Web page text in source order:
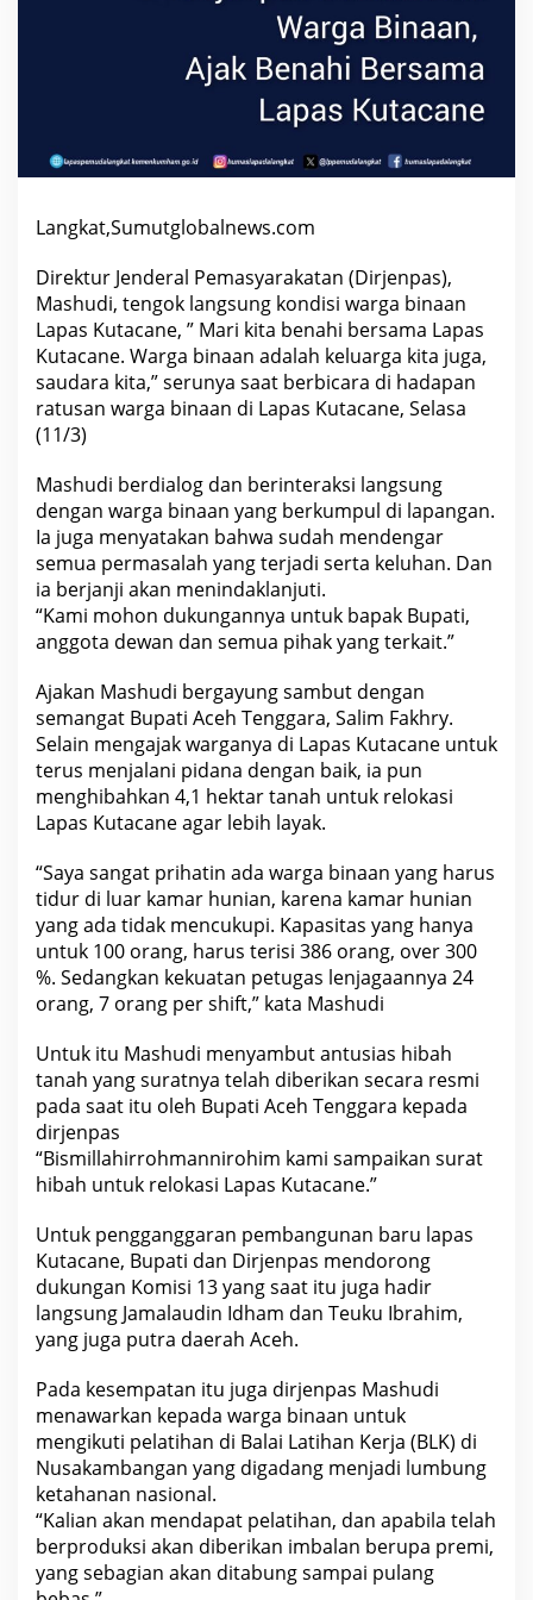
S
A
L
P
A
S
K
T
A
C
A
Langkat,Sumutglobalnews.com
Direktur Jenderal Pemasyarakatan (Dirjenpas),
Mashudi, tengok langsung kondisi warga binaan
Lapas Kutacane, ” Mari kita benahi bersama Lapas
Kutacane. Warga binaan adalah keluarga kita juga,
saudara kita,” serunya saat berbicara di hadapan
ratusan warga binaan di Lapas Kutacane, Selasa
(11/3)
Mashudi berdialog dan berinteraksi langsung
dengan warga binaan yang berkumpul di lapangan.
Ia juga menyatakan bahwa sudah mendengar
semua permasalah yang terjadi serta keluhan. Dan
ia berjanji akan menindaklanjuti.
“Kami mohon dukungannya untuk bapak Bupati,
anggota dewan dan semua pihak yang terkait.”
Ajakan Mashudi bergayung sambut dengan
semangat Bupati Aceh Tenggara, Salim Fakhry.
Selain mengajak warganya di Lapas Kutacane untuk
terus menjalani pidana dengan baik, ia pun
menghibahkan 4,1 hektar tanah untuk relokasi
Lapas Kutacane agar lebih layak.
“Saya sangat prihatin ada warga binaan yang harus
tidur di luar kamar hunian, karena kamar hunian
yang ada tidak mencukupi. Kapasitas yang hanya
untuk 100 orang, harus terisi 386 orang, over 300
%. Sedangkan kekuatan petugas lenjagaannya 24
orang, 7 orang per shift,” kata Mashudi
Untuk itu Mashudi menyambut antusias hibah
tanah yang suratnya telah diberikan secara resmi
pada saat itu oleh Bupati Aceh Tenggara kepada
dirjenpas
“Bismillahirrohmannirohim kami sampaikan surat
hibah untuk relokasi Lapas Kutacane.”
Untuk pengganggaran pembangunan baru lapas
Kutacane, Bupati dan Dirjenpas mendorong
dukungan Komisi 13 yang saat itu juga hadir
langsung Jamalaudin Idham dan Teuku Ibrahim,
yang juga putra daerah Aceh.
Pada kesempatan itu juga dirjenpas Mashudi
menawarkan kepada warga binaan untuk
mengikuti pelatihan di Balai Latihan Kerja (BLK) di
Nusakambangan yang digadang menjadi lumbung
ketahanan nasional.
“Kalian akan mendapat pelatihan, dan apabila telah
berproduksi akan diberikan imbalan berupa premi,
yang sebagian akan ditabung sampai pulang